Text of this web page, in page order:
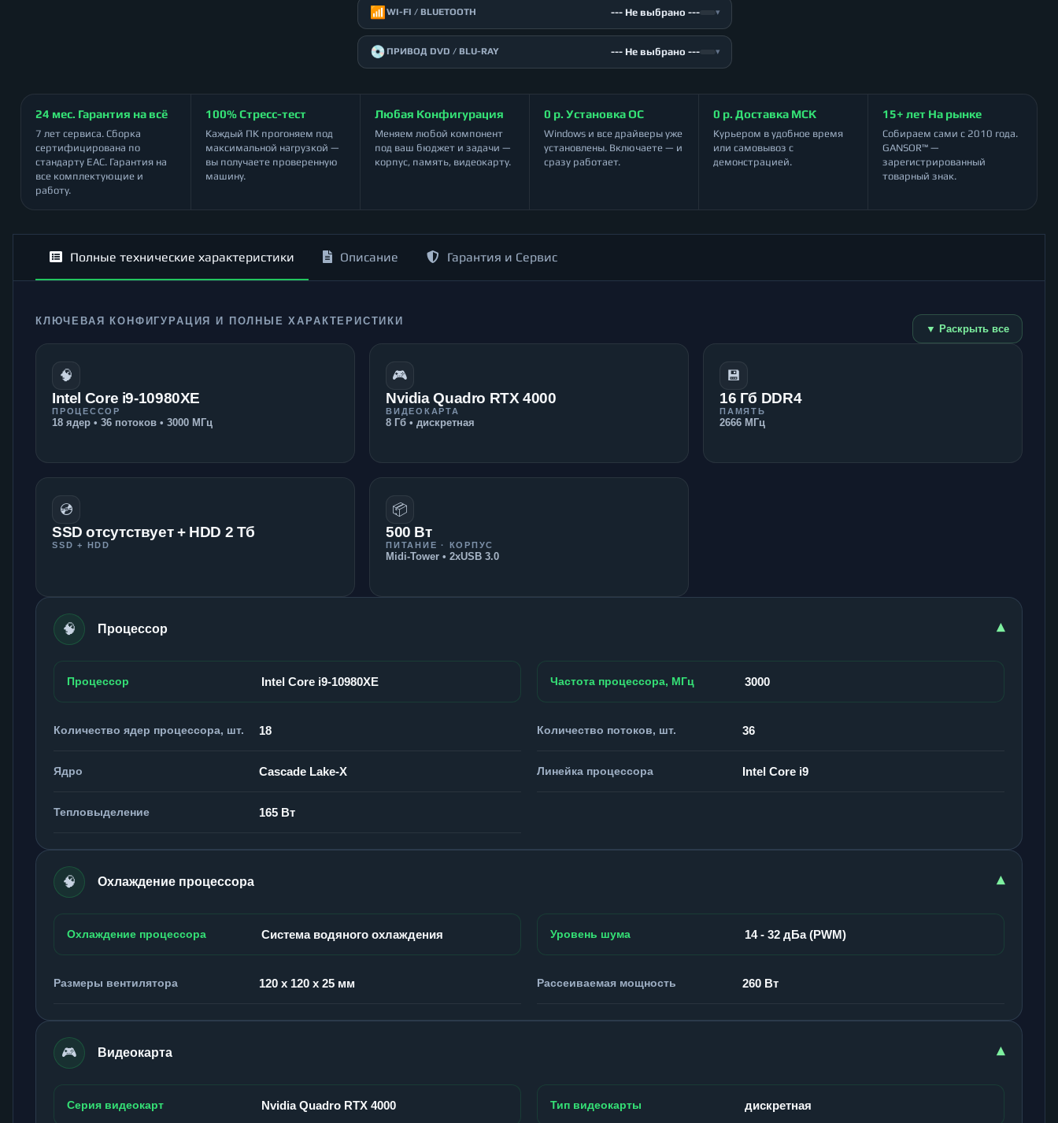
📶 WI-FI / BLUETOOTH --- Не выбрано --- ▾
💿 ПРИВОД DVD / BLU-RAY --- Не выбрано --- ▾
24 мес. Гарантия на всё
7 лет сервиса. Сборка
сертифицирована по
стандарту ЕАС. Гарантия на
все комплектующие и
работу.
100% Стресс-тест
Каждый ПК прогоняем под
максимальной нагрузкой —
вы получаете проверенную
машину.
Любая Конфигурация
Меняем любой компонент
под ваш бюджет и задачи —
корпус, память, видеокарту.
0 р. Установка ОС
Windows и все драйверы уже
установлены. Включаете — и
сразу работает.
0 р. Доставка МСК
Курьером в удобное время
или самовывоз с
демонстрацией.
15+ лет На рынке
Собираем сами с 2010 года.
GANSOR™ —
зарегистрированный
товарный знак.
Полные технические характеристики Описание Гарантия и Сервис
КЛЮЧЕВАЯ КОНФИГУРАЦИЯ И ПОЛНЫЕ ХАРАКТЕРИСТИКИ
▼ Раскрыть все
🧠
Intel Core i9-10980XE
ПРОЦЕССОР
18 ядер • 36 потоков • 3000 МГц
🎮
Nvidia Quadro RTX 4000
ВИДЕОКАРТА
8 Гб • дискретная
💾
16 Гб DDR4
ПАМЯТЬ
2666 МГц
💿
SSD отсутствует + HDD 2 Тб
SSD + HDD
📦
500 Вт
ПИТАНИЕ · КОРПУС
Midi-Tower • 2xUSB 3.0
🧠 Процессор ▾
Процессор Intel Core i9-10980XE Частота процессора, МГц 3000
Количество ядер процессора, шт. 18 Количество потоков, шт. 36
Ядро Cascade Lake-X Линейка процессора Intel Core i9
Тепловыделение 165 Вт
🧠 Охлаждение процессора ▾
Охлаждение процессора Система водяного охлаждения Уровень шума 14 - 32 дБа (PWM)
Размеры вентилятора 120 x 120 x 25 мм Рассеиваемая мощность 260 Вт
🎮 Видеокарта ▾
Серия видеокарт Nvidia Quadro RTX 4000 Тип видеокарты дискретная